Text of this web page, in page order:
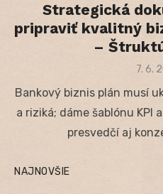
Strategická
pripraviť kvalitný
–
7. 6.
Bankový biznis plán musí
a riziká; dáme šablónu
presvedčí aj
NAJNOVŠIE